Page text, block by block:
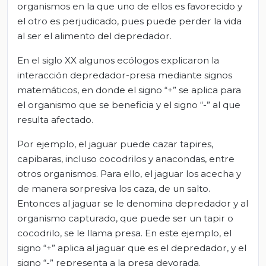
organismos en la que uno de ellos es favorecido y
el otro es perjudicado, pues puede perder la vida
al ser el alimento del depredador.
En el siglo XX algunos ecólogos explicaron la
interacción depredador-presa mediante signos
matemáticos, en donde el signo “+” se aplica para
el organismo que se beneficia y el signo “-” al que
resulta afectado.
Por ejemplo, el jaguar puede cazar tapires,
capibaras, incluso cocodrilos y anacondas, entre
otros organismos. Para ello, el jaguar los acecha y
de manera sorpresiva los caza, de un salto.
Entonces al jaguar se le denomina depredador y al
organismo capturado, que puede ser un tapir o
cocodrilo, se le llama presa. En este ejemplo, el
signo “+” aplica al jaguar que es el depredador, y el
signo “-” representa a la presa devorada.